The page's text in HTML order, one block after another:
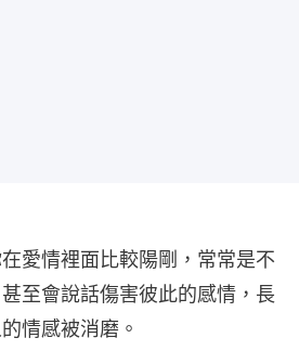
愛情裡面比較陽剛，常常是不
至會說話傷害彼此的感情，長
情感被消磨。